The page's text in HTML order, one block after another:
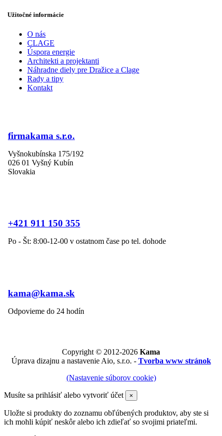
Užitočné informácie
O nás
CLAGE
Úspora energie
Architekti a projektanti
Náhradne diely pre Dražice a Clage
Rady a tipy
Kontakt
firmakama s.r.o.
Vyšnokubínska 175/192
026 01 Vyšný Kubín
Slovakia
+421 911 150 355
Po - Št: 8:00-12-00 v ostatnom čase po tel. dohode
kama@kama.sk
Odpovieme do 24 hodín
Copyright © 2012-2026 Kama
Úprava dizajnu a nastavenie Aio, s.r.o. - Tvorba www stránok
(Nastavenie súborov cookie)
Musíte sa prihlásiť alebo vytvoriť účet ×
Uložte si produkty do zoznamu obľúbených produktov, aby ste si
ich mohli kúpiť neskôr alebo ich zdieľať so svojimi priateľmi.